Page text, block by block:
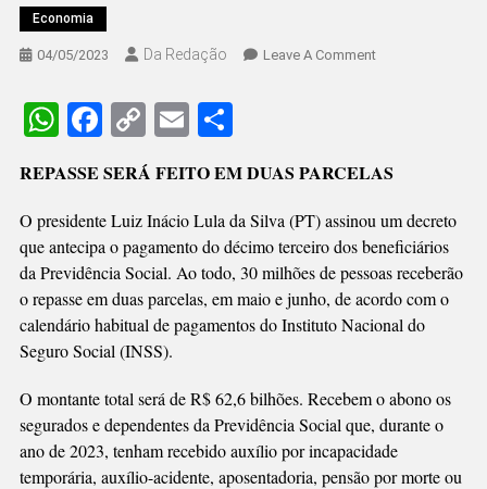
Economia
04/05/2023 Da Redação Leave A CommentOn
BENEFICIÁRIOS
INSS
É
ANTECIPADO
WhatsApp
Facebook
Copy
Link
EmailShare
REPASSE SERÁ FEITO EM DUAS PARCELAS
O presidente Luiz Inácio Lula da Silva (PT) assinou um decreto
que antecipa o pagamento do décimo terceiro dos beneficiários
da Previdência Social. Ao todo, 30 milhões de pessoas receberão
o repasse em duas parcelas, em maio e junho, de acordo com o
calendário habitual de pagamentos do Instituto Nacional do
Seguro Social (INSS).
O montante total será de R$ 62,6 bilhões. Recebem o abono os
segurados e dependentes da Previdência Social que, durante o
ano de 2023, tenham recebido auxílio por incapacidade
temporária, auxílio-acidente, aposentadoria, pensão por morte ou